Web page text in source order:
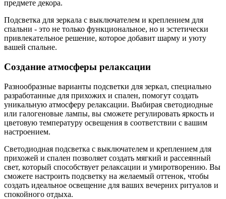
предмете декора.
Подсветка для зеркала с выключателем и креплением для
спальни - это не только функциональное, но и эстетически
привлекательное решение, которое добавит шарму и уюту
вашей спальне.
Создание атмосферы релаксации
Разнообразные варианты подсветки для зеркал, специально
разработанные для прихожих и спален, помогут создать
уникальную атмосферу релаксации. Выбирая светодиодные
или галогеновые лампы, вы сможете регулировать яркость и
цветовую температуру освещения в соответствии с вашим
настроением.
Светодиодная подсветка с выключателем и креплением для
прихожей и спален позволяет создать мягкий и рассеянный
свет, который способствует релаксации и умиротворению. Вы
сможете настроить подсветку на желаемый оттенок, чтобы
создать идеальное освещение для ваших вечерних ритуалов и
спокойного отдыха.